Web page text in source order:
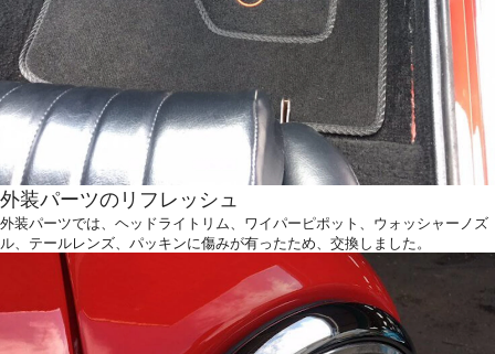
外装パーツのリフレッシュ
外装パーツでは、ヘッドライトリム、ワイパーピポット、ウォッシャーノズ
ル、テールレンズ、パッキンに傷みが有ったため、交換しました。